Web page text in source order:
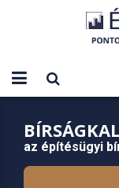
az építésügyi